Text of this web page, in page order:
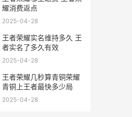
耀消费返点
2025-04-28
王者荣耀实名维持多久 王
者实名了多久有效
2025-04-28
王者荣耀几秒算青铜荣耀
青铜上王者最快多少局
2025-04-28